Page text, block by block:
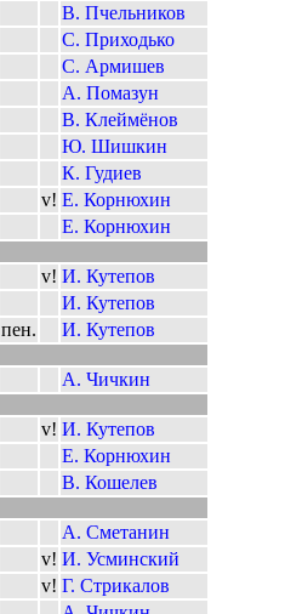
В. Пчельников
С. Приходько
С. Армишев
А. Помазун
В. Клеймёнов
Ю. Шишкин
К. Гудиев
v! Е. Корнюхин
Е. Корнюхин
v! И. Кутепов
И. Кутепов
пен. И. Кутепов
А. Чичкин
v! И. Кутепов
Е. Корнюхин
В. Кошелев
А. Сметанин
v! И. Усминский
v! Г. Стрикалов